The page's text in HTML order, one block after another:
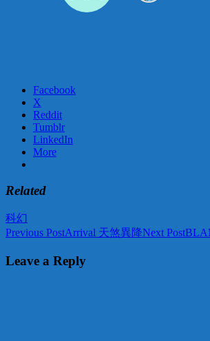
Facebook
X
Reddit
Tumblr
LinkedIn
More
Related
科幻
Post
navigation
Previous PostArrival 天煞異降Next Post
Leave a Reply